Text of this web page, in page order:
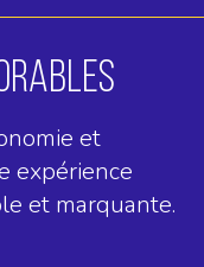
et
expérience
et marquante.